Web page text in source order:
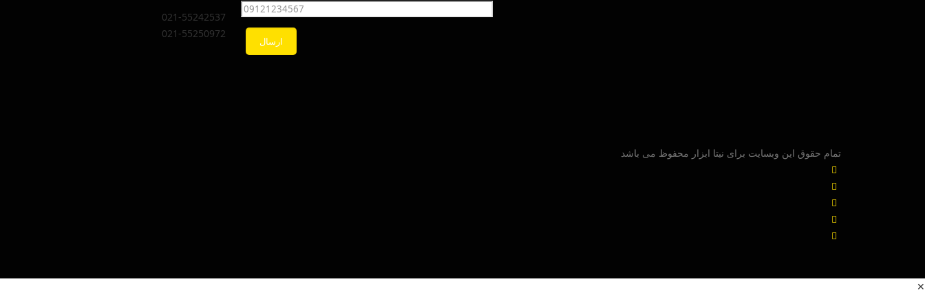
021-55242537
021-55250972
تمام حقوق این وبسایت برای نیتا ابزار محفوظ می باشد
✕